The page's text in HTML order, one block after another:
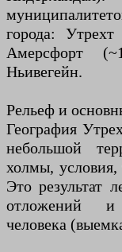
города:
Амерсфорт
Ньивегейн.
Рельеф и
География
небольшой
холмы,
Это результат
отложений и
человека